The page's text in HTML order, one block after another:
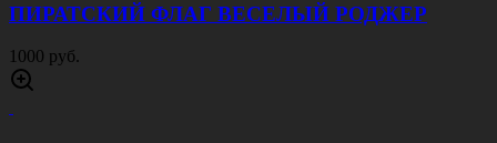
ПИРАТСКИЙ ФЛАГ ВЕСЕЛЫЙ РОДЖЕР
1000 руб.